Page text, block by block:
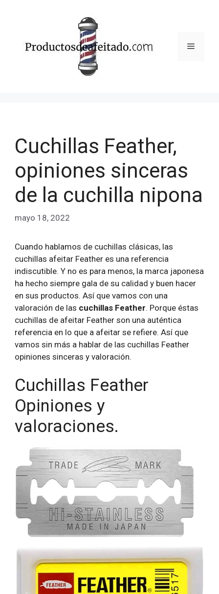
Menú
Cuchillas Feather,
opiniones sinceras
de la cuchilla nipona
mayo 18, 2022
Cuando hablamos de cuchillas clásicas, las
cuchillas afeitar Feather es una referencia
indiscutible. Y no es para menos, la marca japonesa
ha hecho siempre gala de su calidad y buen hacer
en sus productos. Así que vamos con una
valoración de las cuchillas Feather. Porque éstas
cuchillas de afeitar Feather son una auténtica
referencia en lo que a afeitar se refiere. Así que
vamos sin más a hablar de las cuchillas Feather
opiniones sinceras y valoración.
Cuchillas Feather
Opiniones y
valoraciones.